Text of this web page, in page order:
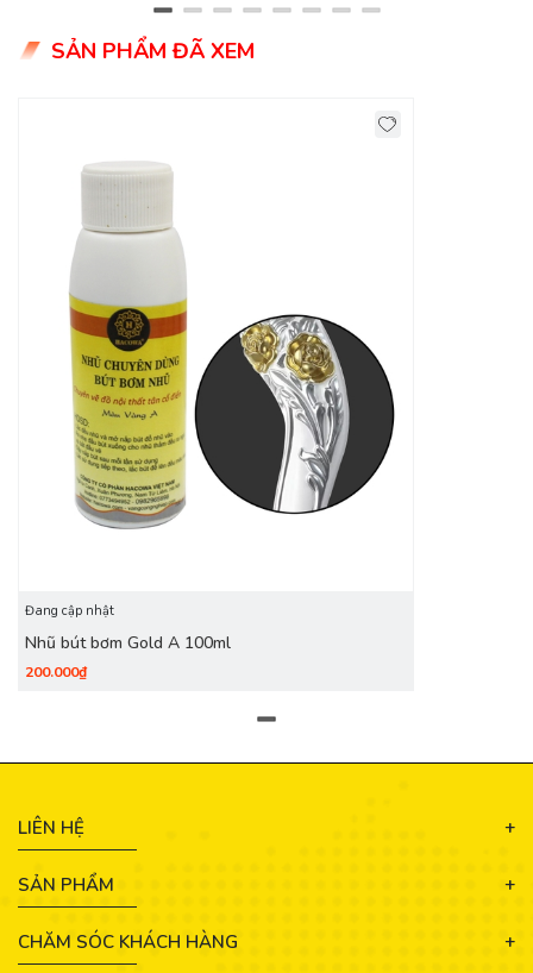
SẢN PHẨM ĐÃ XEM
Đang cập nhật
Nhũ bút bơm Gold A 100ml
200.000₫
LIÊN HỆ
SẢN PHẨM
CHĂM SÓC KHÁCH HÀNG